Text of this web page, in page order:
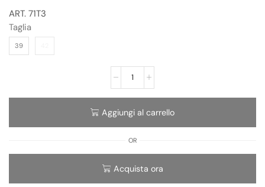
ART. 71T3
Taglia
39
Aggiungi al carrello
OR
Acquista ora